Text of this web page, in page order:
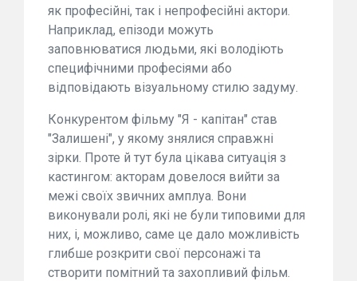
як професійні, так і непрофесійні актори.
Наприклад, епізоди можуть
заповнюватися людьми, які володіють
специфічними професіями або
відповідають візуальному стилю задуму.
Конкурентом фільму "Я - капітан" став
"Залишені", у якому знялися справжні
зірки. Проте й тут була цікава ситуація з
кастингом: акторам довелося вийти за
межі своїх звичних амплуа. Вони
виконували ролі, які не були типовими для
них, і, можливо, саме це дало можливість
глибше розкрити свої персонажі та
створити помітний та захопливий фільм.